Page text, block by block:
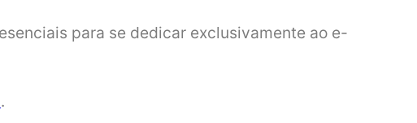
para se dedicar exclusivamente ao e-
.